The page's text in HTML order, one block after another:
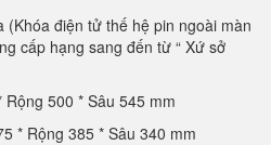
(Khóa điện tử thế hệ pin ngoài màn
cấp hạng sang đến từ “ Xứ sở
500 * Sâu 545 mm
* Rộng 385 * Sâu 340 mm